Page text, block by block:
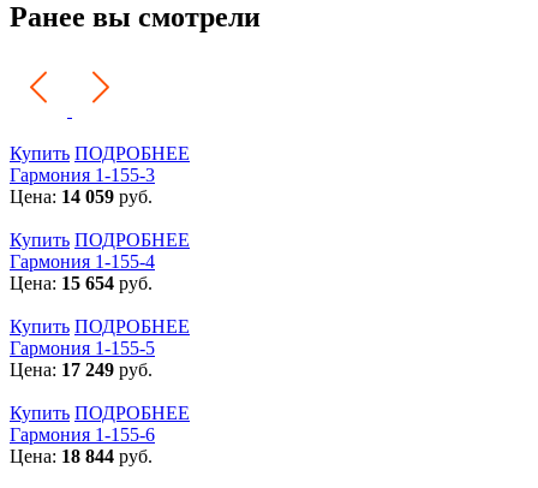
Ранее вы смотрели
Купить ПОДРОБНЕЕ
Гармония 1-155-3
Цена: 14 059 руб.
Купить ПОДРОБНЕЕ
Гармония 1-155-4
Цена: 15 654 руб.
Купить ПОДРОБНЕЕ
Гармония 1-155-5
Цена: 17 249 руб.
Купить ПОДРОБНЕЕ
Гармония 1-155-6
Цена: 18 844 руб.